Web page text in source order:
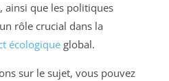
ainsi que les politiques
rôle crucial dans la
écologique global.
sur le sujet, vous pouvez